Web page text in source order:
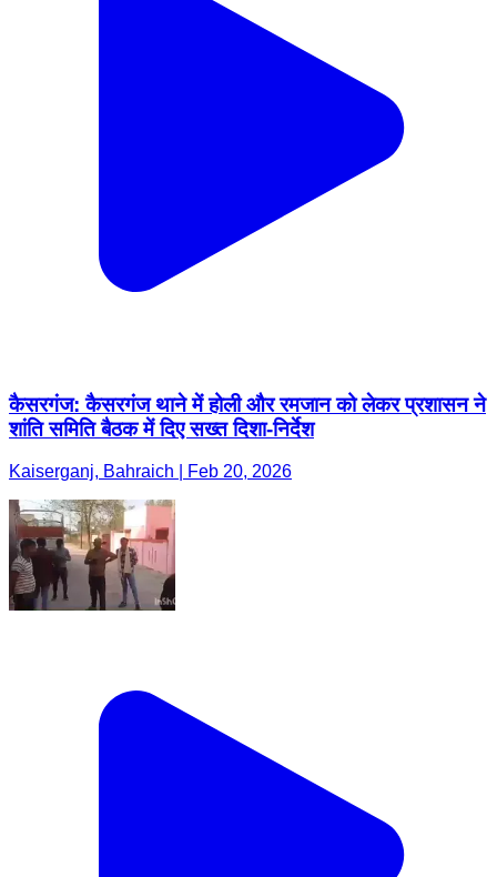
कैसरगंज: कैसरगंज थाने में होली और रमजान को लेकर प्रशासन ने
शांति समिति बैठक में दिए सख्त दिशा-निर्देश
Kaiserganj, Bahraich | Feb 20, 2026